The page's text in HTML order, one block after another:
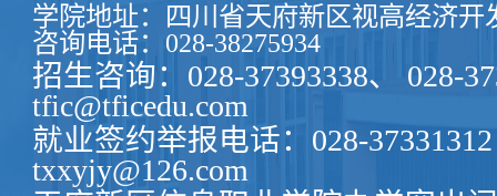
学院地址：四川省天府新区视高经济开
咨询电话：028-38275934
招生咨询：028-37393338、 028-
tfic@tficedu.com
就业签约举报电话：028-37331312
txxyjy@126.com